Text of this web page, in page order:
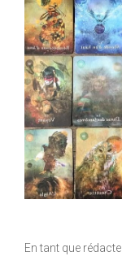
En tant que